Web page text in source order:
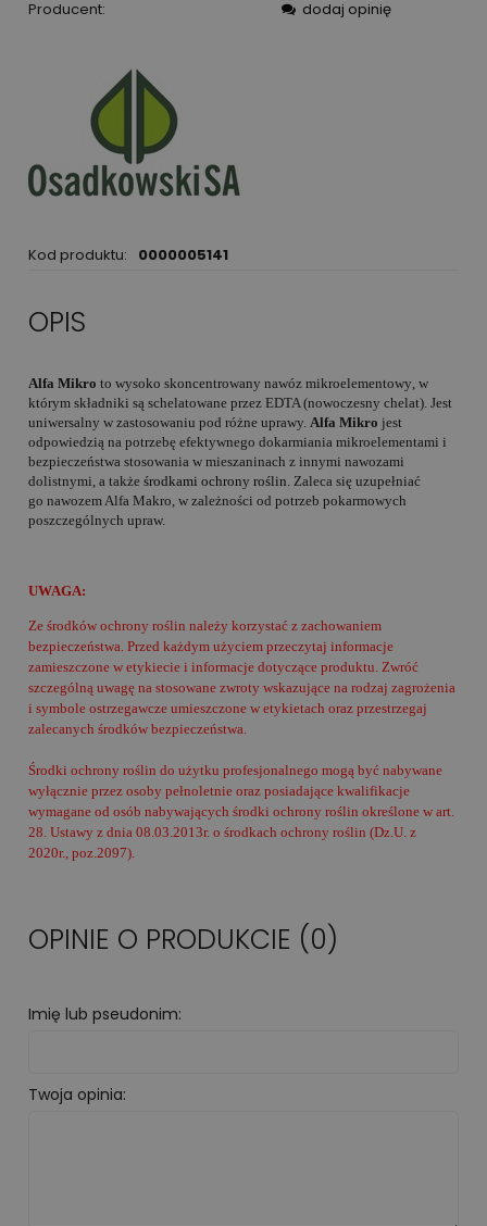
Producent:
Kod produktu: 0000005141
dodaj opinię
OPIS
Alfa Mikro to wysoko skoncentrowany nawóz mikroelementowy, w
którym składniki są schelatowane przez EDTA (nowoczesny chelat). Jest
uniwersalny w zastosowaniu pod różne uprawy. Alfa Mikro jest
odpowiedzią na potrzebę efektywnego dokarmiania mikroelementami i
bezpieczeństwa stosowania w mieszaninach z innymi nawozami
dolistnymi, a także środkami ochrony roślin. Zaleca się uzupełniać
go nawozem Alfa Makro, w zależności od potrzeb pokarmowych
poszczególnych upraw.
UWAGA:
Ze środków ochrony roślin należy korzystać z zachowaniem
bezpieczeństwa. Przed każdym użyciem przeczytaj informacje
zamieszczone w etykiecie i informacje dotyczące produktu. Zwróć
szczególną uwagę na stosowane zwroty wskazujące na rodzaj zagrożenia
i symbole ostrzegawcze umieszczone w etykietach oraz przestrzegaj
zalecanych środków bezpieczeństwa.
Środki ochrony roślin do użytku profesjonalnego mogą być nabywane
wyłącznie przez osoby pełnoletnie oraz posiadające kwalifikacje
wymagane od osób nabywających środki ochrony roślin określone w art.
28. Ustawy z dnia 08.03.2013r. o środkach ochrony roślin (Dz.U. z
2020r., poz.2097).
OPINIE O PRODUKCIE (0)
Imię lub pseudonim:
Twoja opinia: